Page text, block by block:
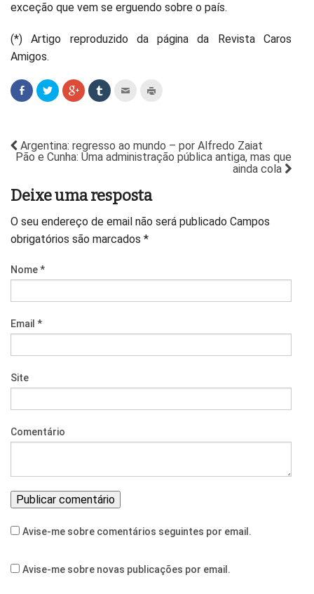
exceção que vem se erguendo sobre o país.
(*) Artigo reproduzido da página da Revista Caros
Amigos.
Argentina: regresso ao mundo – por Alfredo Zaiat
Pão e Cunha: Uma administração pública antiga, mas que
ainda cola
Deixe uma resposta
O seu endereço de email não será publicado Campos
obrigatórios são marcados *
Nome*
Email *
Site
Comentário
Avise-me sobre comentários seguintes por email.
Avise-me sobre novas publicações por email.